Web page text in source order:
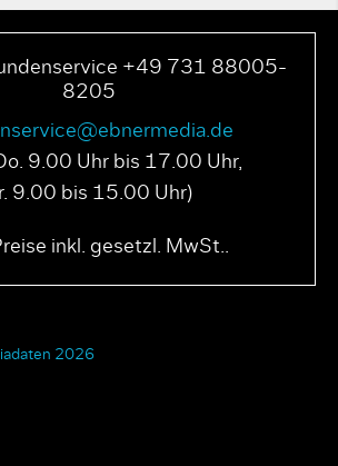
+49 731 88005-
8205
9.00 Uhr bis 17.00 Uhr,
9.00 bis 15.00 Uhr)
inkl. gesetzl. MwSt..
2026